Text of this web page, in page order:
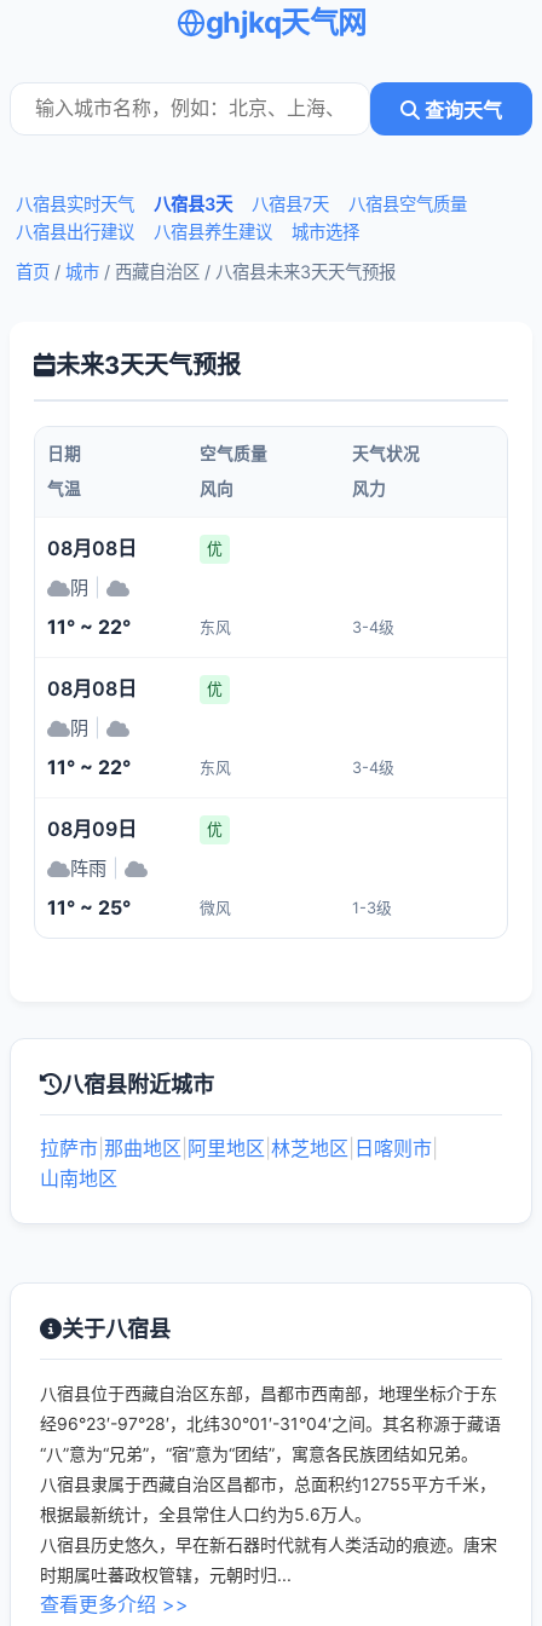
ghjkq天气网
查询天气
八宿县实时天气 八宿县3天 八宿县7天
八宿县空气质量
八宿县出行建议
八宿县养生建议
城市选择
首页 / 城市 / 西藏自治区 / 八宿县未来3天天气预报
未来3天天气预报
日期 空气质量
天气状况
气温
风向 风力
08月08日 优
阴
11° ~ 22° 东风 3-4级
08月08日 优
阴
11° ~ 22° 东风 3-4级
08月09日 优
阵雨
11° ~ 25° 微风 1-3级
八宿县附近城市
拉萨市 那曲地区 阿里地区 林芝地区 日喀则市
山南地区
关于八宿县
八宿县位于西藏自治区东部，昌都市西南部，地理坐标介于东
经96°23′-97°28′，北纬30°01′-31°04′之间。其名称源于藏语
“八”意为“兄弟”，“宿”意为“团结”，寓意各民族团结如兄弟。
八宿县隶属于西藏自治区昌都市，总面积约12755平方千米，
根据最新统计，全县常住人口约为5.6万人。
八宿县历史悠久，早在新石器时代就有人类活动的痕迹。唐宋
时期属吐蕃政权管辖，元朝时归...
查看更多介绍 >>